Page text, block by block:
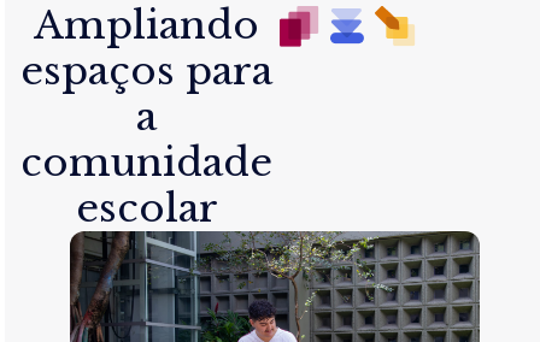
Ampliando
espaços para
a
comunidade
escolar